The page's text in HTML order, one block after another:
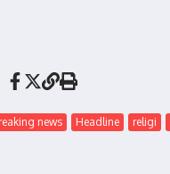
news Headline religi